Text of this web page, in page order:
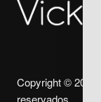
Copyright © 2025.
reservados.